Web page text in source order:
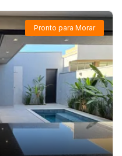
Pronto para Morar